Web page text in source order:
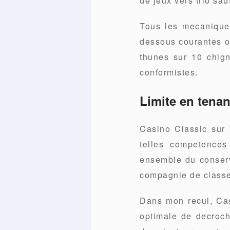
Tous les
dessous courantes
thunes sur 10
conformistes.
Limite en
Casino Classic
telles
ensemble du
compagnie de
Dans mon recul,
optimale de